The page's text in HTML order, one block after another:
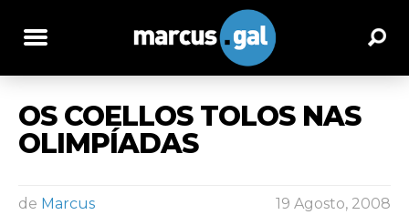
OS COELLOS TOLOS NAS
OLIMPÍADAS
de Marcus 19 Agosto, 2008